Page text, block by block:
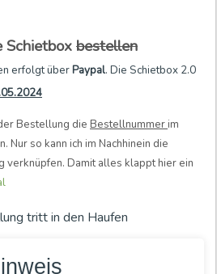
Schietboxbestellen
erfolgt überPaypal. Die Schietbox 2.0
Bestellung die Bestellnummerim
Nur so kann ich im Nachhinein die
verknüpfen. Damit alles klappt hier ein
tritt in den Haufen